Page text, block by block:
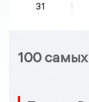
31
1
100